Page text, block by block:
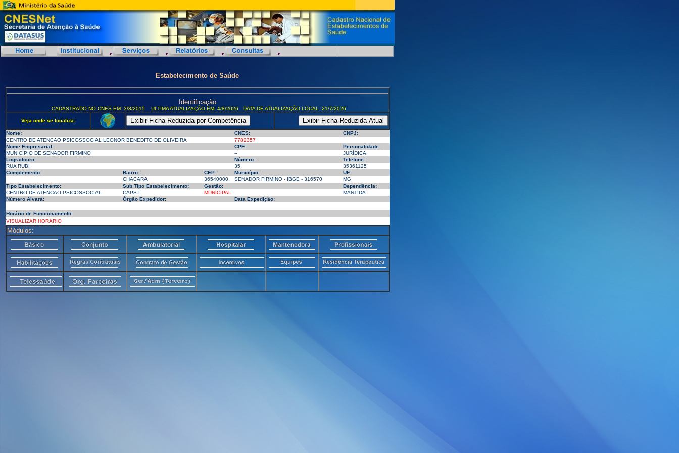
Estabelecimento de Saúde
Identificação
CADASTRADO NO CNES EM: 3/8/2015 ULTIMA ATUALIZAÇÃO EM: 4/8/2026 DATA DE ATUALIZAÇÃO LOCAL: 21/7/2026
Veja onde se localiza:
Nome: CNES:
CNPJ:
CENTRO DE ATENCAO PSICOSSOCIAL LEONOR BENEDITO DE OLIVEIRA
7782357
Nome Empresarial:
CPF:
Personalidade:
MUNICIPIO DE SENADOR FIRMINO
--
JURÍDICA
Logradouro:
Número:
Telefone:
RUA RUBI
35
35361125
Complemento:
Bairro: CEP: Município:
UF:
CHACARA
36540000 SENADOR FIRMINO - IBGE - 316570
MG
Tipo Estabelecimento:
Sub Tipo Estabelecimento: Gestão:
Dependência:
CENTRO DE ATENCAO PSICOSSOCIAL
CAPS I MUNICIPAL
MANTIDA
Número Alvará:
Órgão Expedidor: Data Expedição:
Horário de Funcionamento:
VISUALIZAR HORÁRIO
Módulos: